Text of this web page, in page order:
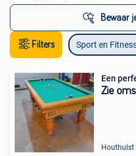
Bewaar
Filters Sport en
Een
Zie
Houthulst